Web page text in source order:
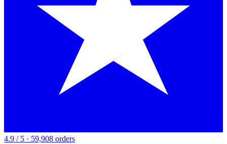
4.9 / 5 · 59,908 orders